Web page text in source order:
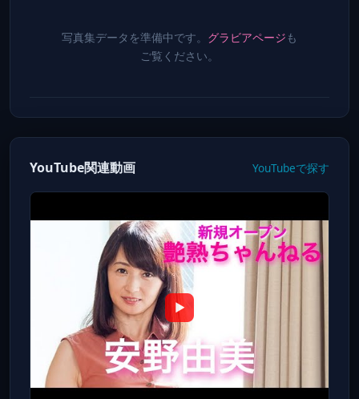
写真集データを準備中です。 グラビアページも
ご覧ください。
YouTube関連動画 YouTubeで探す
▶